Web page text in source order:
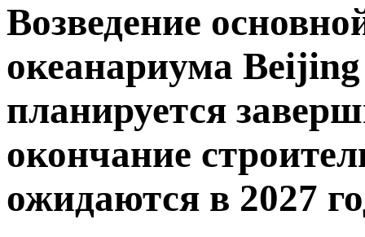
Возведение
океанариума
планируется
окончание
ожидаются в 2027